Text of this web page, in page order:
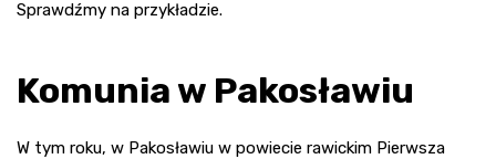
Sprawdźmy na przykładzie.
Komunia w Pakosławiu
W tym roku, w Pakosławiu w powiecie rawickim Pierwsza